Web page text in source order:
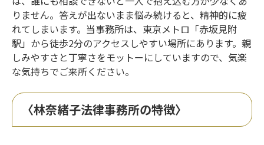
りません。答えが出ないまま悩み続けると、精神的に疲
れてしまいます。当事務所は、東京メトロ「赤坂見附
駅」から徒歩2分のアクセスしやすい場所にあります。親
しみやすさと丁寧さをモットーにしていますので、気楽
な気持ちでご来所ください。
〈林奈緒子法律事務所の特徴〉